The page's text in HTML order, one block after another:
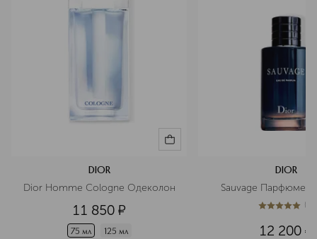
DIOR
Dior Homme Cologne Одеколон
11 850 ¤
75 мл 125 мл
DIOR
Sauvage
5из 51 (
12 200 ¤